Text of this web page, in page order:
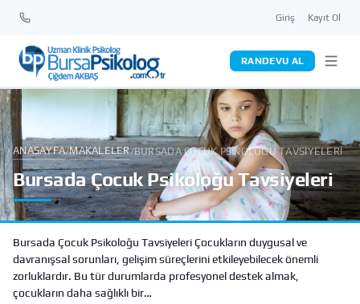
Giriş Kayıt Ol
RANDEVU AL
ANASAYFA/MAKALELER/BURSADA ÇOCUK PSIKOLOĞU TAVSIYELERI
Bursada Çocuk Psikoloğu Tavsiyeleri
Bursada Çocuk Psikoloğu Tavsiyeleri Çocukların duygusal ve
davranışsal sorunları, gelişim süreçlerini etkileyebilecek önemli
zorluklardır. Bu tür durumlarda profesyonel destek almak,
çocukların daha sağlıklı bir…